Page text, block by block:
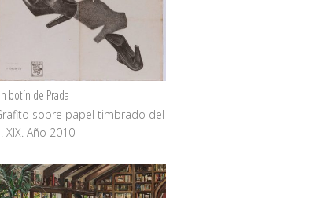
botín de Prada
sobre papel timbrado del
XIX. Año 2010